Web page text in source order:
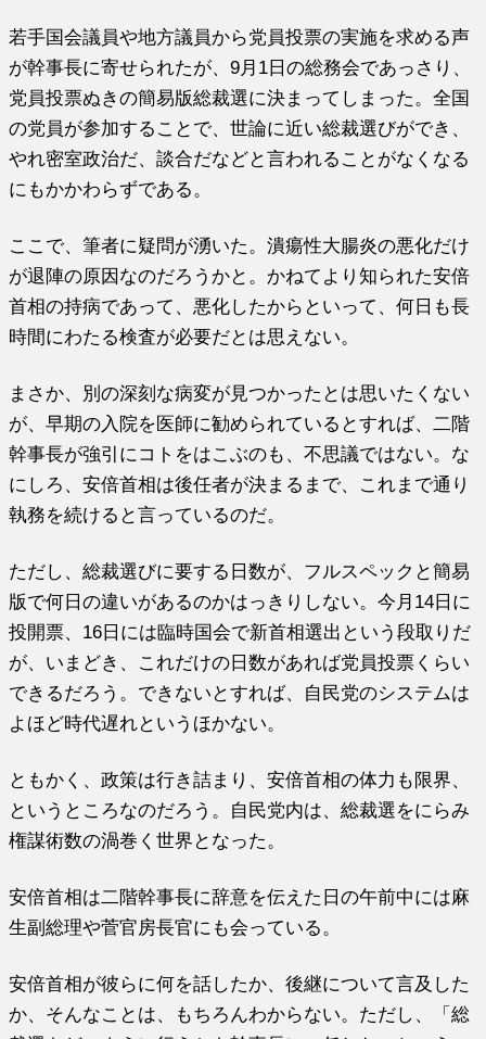
若手国会議員や地方議員から党員投票の実施を求める声
が幹事長に寄せられたが、9月1日の総務会であっさり、
党員投票ぬきの簡易版総裁選に決まってしまった。全国
の党員が参加することで、世論に近い総裁選びができ、
やれ密室政治だ、談合だなどと言われることがなくなる
にもかかわらずである。
ここで、筆者に疑問が湧いた。潰瘍性大腸炎の悪化だけ
が退陣の原因なのだろうかと。かねてより知られた安倍
首相の持病であって、悪化したからといって、何日も長
時間にわたる検査が必要だとは思えない。
まさか、別の深刻な病変が見つかったとは思いたくない
が、早期の入院を医師に勧められているとすれば、二階
幹事長が強引にコトをはこぶのも、不思議ではない。な
にしろ、安倍首相は後任者が決まるまで、これまで通り
執務を続けると言っているのだ。
ただし、総裁選びに要する日数が、フルスペックと簡易
版で何日の違いがあるのかはっきりしない。今月14日に
投開票、16日には臨時国会で新首相選出という段取りだ
が、いまどき、これだけの日数があれば党員投票くらい
できるだろう。できないとすれば、自民党のシステムは
よほど時代遅れというほかない。
ともかく、政策は行き詰まり、安倍首相の体力も限界、
というところなのだろう。自民党内は、総裁選をにらみ
権謀術数の渦巻く世界となった。
安倍首相は二階幹事長に辞意を伝えた日の午前中には麻
生副総理や菅官房長官にも会っている。
安倍首相が彼らに何を話したか、後継について言及した
か、そんなことは、もちろんわからない。ただし、「総